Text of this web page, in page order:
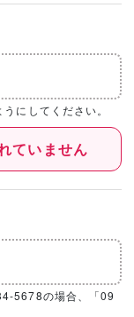
にしてください。
ていません
5678の場合、「09